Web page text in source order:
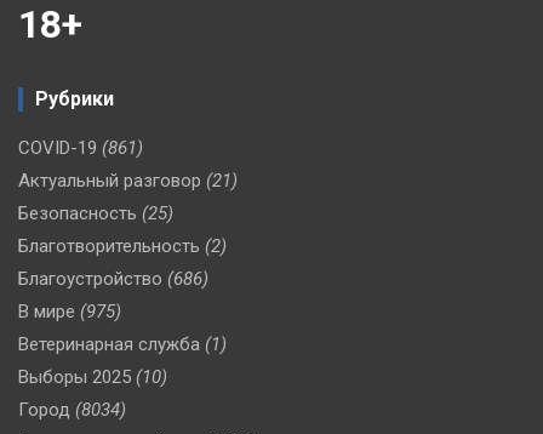
18+
Рубрики
COVID-19 (861)
Актуальный разговор (21)
Безопасность (25)
Благотворительность (2)
Благоустройство (686)
В мире (975)
Ветеринарная служба (1)
Выборы 2025 (10)
Город (8034)